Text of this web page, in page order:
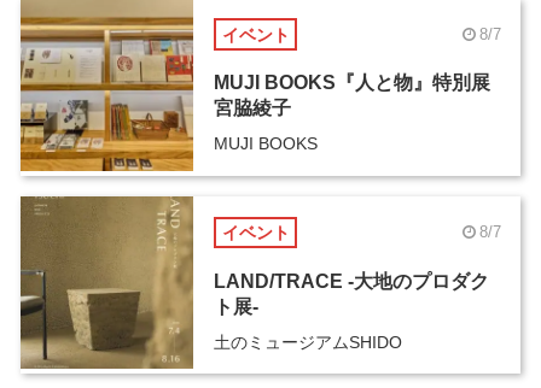
イベント 8/7
MUJI BOOKS『人と物』特別展
宮脇綾子
MUJI BOOKS
イベント 8/7
LAND/TRACE -大地のプロダク
ト展-
土のミュージアムSHIDO